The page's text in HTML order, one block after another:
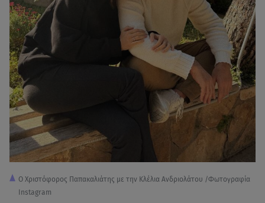
Ο Χριστόφορος Παπακαλιάτης με την Κλέλια Ανδριολάτου /Φωτογραφία
Instagram